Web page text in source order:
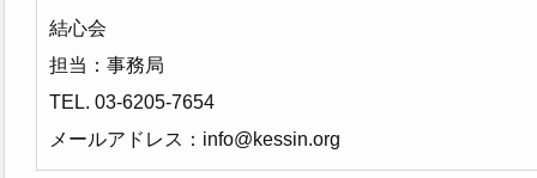
結心会
担当：事務局
TEL. 03-6205-7654
メールアドレス：info@kessin.org